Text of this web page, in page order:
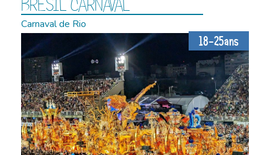
BRÉSIL CARNAVAL
Carnaval de Rio
18-25ans